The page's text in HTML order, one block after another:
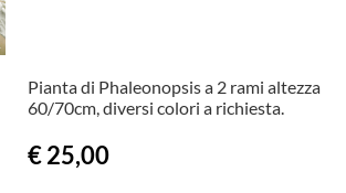
Pianta di Phaleonopsis a 2 rami altezza
60/70cm, diversi colori a richiesta.
€ 25,00